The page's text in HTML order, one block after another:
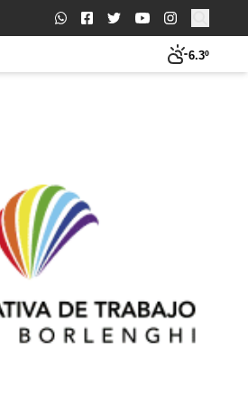
Buscar:
6.3º